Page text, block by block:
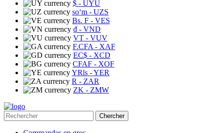
$ - UYU
soʻm - UZS
Bs. F - VES
₫ - VND
VT - VUV
F.CFA - XAF
EC$ - XCD
CFAF - XOF
YRls - YER
R - ZAR
ZK - ZMW
Chercher